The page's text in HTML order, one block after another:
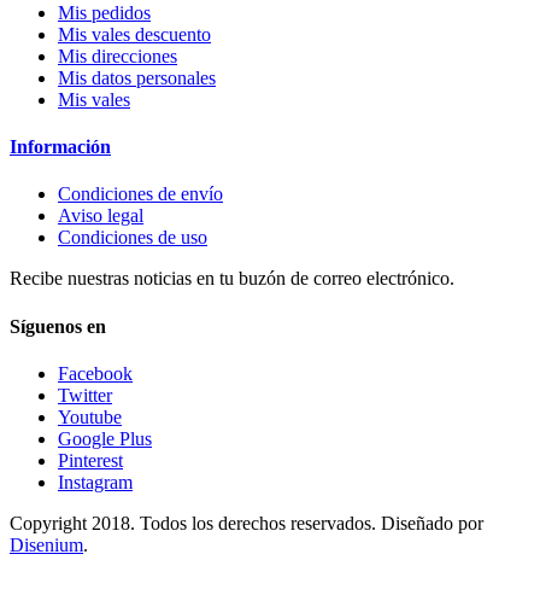
Mis pedidos
Mis vales descuento
Mis direcciones
Mis datos personales
Mis vales
Información
Condiciones de envío
Aviso legal
Condiciones de uso
Recibe nuestras noticias en tu buzón de correo electrónico.
Síguenos en
Facebook
Twitter
Youtube
Google Plus
Pinterest
Instagram
Copyright 2018. Todos los derechos reservados. Diseñado por
Disenium.